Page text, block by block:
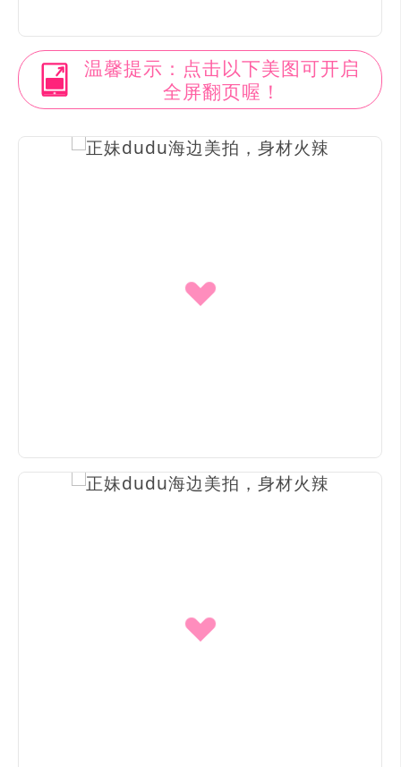
温馨提示：点击以下美图可开启
全屏翻页喔！